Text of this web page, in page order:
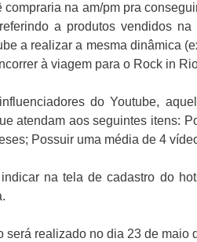
compraria na am/pm pra
a produtos vendidos
a realizar a mesma dinâmica
à viagem para o Rock in
do Youtube,
atendam aos seguintes itens:
Possuir uma média de 4
na tela de cadastro do
será realizado no dia 23 de maio